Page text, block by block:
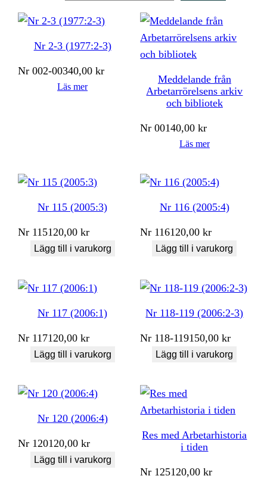
Nr 2-3 (1977:2-3)
Nr 002-00340,00kr
Läs mer
Meddelande från
Arbetarrörelsens arkiv
och bibliotek
Nr 00140,00kr
Läs mer
Nr 115 (2005:3)
Nr 115120,00kr
Lägg till i varukorg
Nr 116 (2005:4)
Nr 116120,00kr
Lägg till i varukorg
Nr 117 (2006:1)
Nr 117120,00kr
Lägg till i varukorg
Nr 118-119 (2006:2-3)
Nr 118-119150,00kr
Lägg till i varukorg
Nr 120 (2006:4)
Nr 120120,00kr
Lägg till i varukorg
Res med Arbetarhistoria
i tiden
Nr 125120,00kr